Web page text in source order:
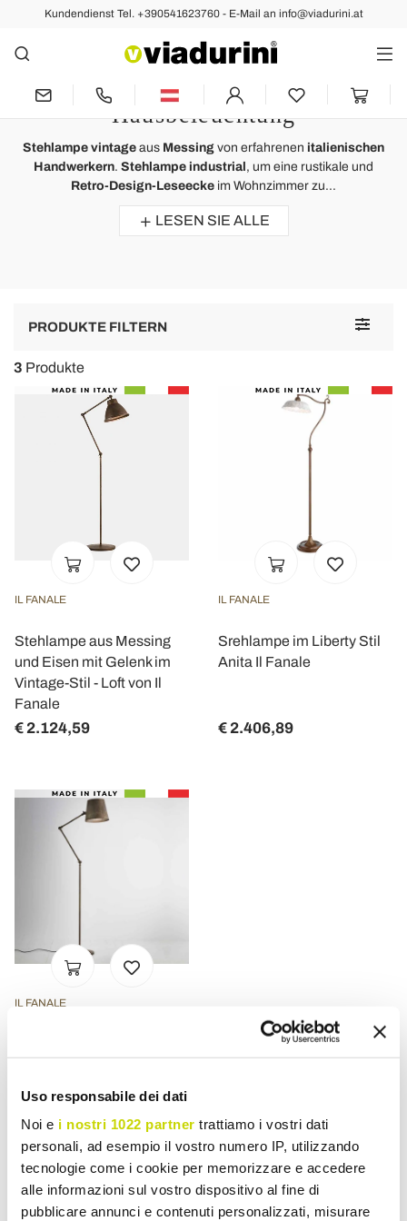
Uso responsabile dei dati
Noi e i nostri 1022 partner trattiamo i vostri dati
personali, ad esempio il vostro numero IP, utilizzando
tecnologie come i cookie per memorizzare e accedere
alle informazioni sul vostro dispositivo al fine di
pubblicare annunci e contenuti personalizzati, misurare
Kundendienst Tel. +390541623760 - E-Mail an info@viadurini.at
Stehlampe Vintage und Stehlampe
Retro - Industrial Stil
Hausbeleuchtung
Stehlampe vintage aus Messing von erfahrenen italienischen
Handwerkern. Stehlampe industrial , um eine rustikale und
Retro-Design-Leseecke im Wohnzimmer zu...
LESEN SIE ALLE
Toggle
PRODUKTE FILTERN
3 Produkte
IL FANALE
Stehlampe aus Messing
und Eisen mit Gelenk im
Vintage-Stil - Loft von Il
Fanale
€ 2.124,59
IL FANALE
Srehlampe im Liberty Stil
Anita Il Fanale
€ 2.406,89
IL FANALE
€ 2.212,13